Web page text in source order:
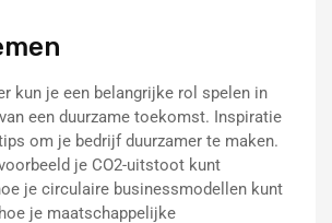
kun je een belangrijke rol spelen in
een duurzame toekomst. Inspiratie
om je bedrijf duurzamer te maken.
je CO2-uitstoot kunt
je circulaire businessmodellen kunt
je maatschappelijke